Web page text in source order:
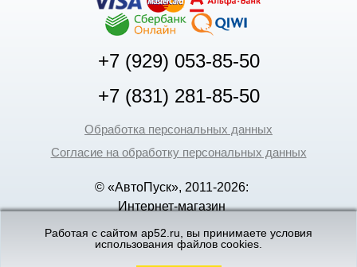
+7 (929) 053-85-50
+7 (831) 281-85-50
Обработка персональных данных
Согласие на обработку персональных данных
© «АвтоПуск», 2011-2026:
Интернет-магазин
Новгороде
«Вебмеханика»- создание и поддержка
Работая с сайтом ap52.ru, вы принимаете условия
использования файлов cookies.